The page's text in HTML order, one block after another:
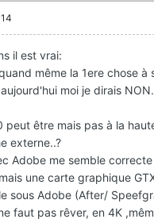
il est vrai:
même la 1ere chose
moi je dirais
peut être mais pas à la
externe..?
Adobe me semble
une carte graphique
sous Adobe (After/
faut pas rêver, en 4K